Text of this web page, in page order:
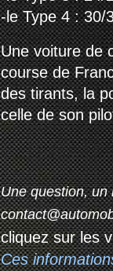
-le Type 4 : 30/
Une voiture de
course de
des tirants, la
celle de son
Une question, un
cliquez sur les
Ces